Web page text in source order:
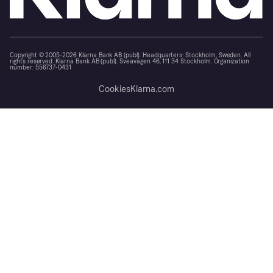
Copyright © 2005-2026 Klarna Bank AB (publ). Headquarters: Stockholm, Sweden. All
rights reserved. Klarna Bank AB (publ). Sveavägen 46, 111 34 Stockholm. Organization
number: 556737-0431
CookiesKlarna.com